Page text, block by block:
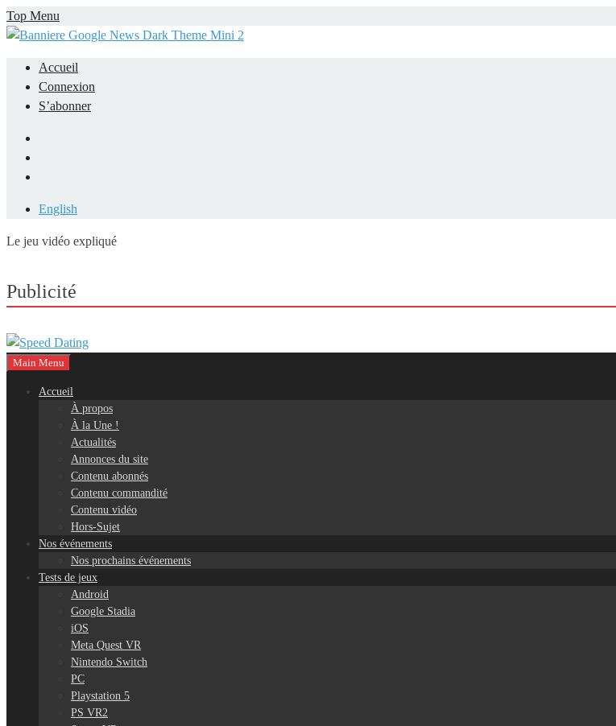
Skip
to
Top Menu
Accueil
Connexion
S’abonner
English
Le jeu vidéo expliqué
Publicité
Main Menu
Accueil
À propos
À la Une !
Actualités
Annonces du site
Contenu abonnés
Contenu commandité
Contenu vidéo
Hors-Sujet
Nos événements
Nos prochains événements
Tests de jeux
Android
Google Stadia
iOS
Meta Quest VR
Nintendo Switch
PC
Playstation 5
PS VR2